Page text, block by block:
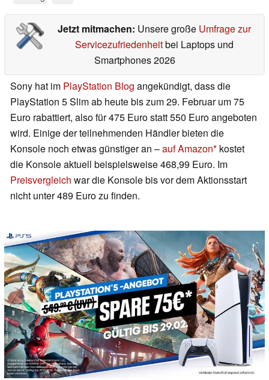
Jetzt mitmachen: Unsere große Umfrage zur
Servicezufriedenheitbei Laptops und
Smartphones 2026
Sony hat im PlayStation Blog angekündigt, dass die
PlayStation 5 Slim ab heute bis zum 29. Februar um 75
Euro rabattiert, also für 475 Euro statt 550 Euro angeboten
wird. Einige der teilnehmenden Händler bieten die
Konsole noch etwas günstiger an –auf Amazon kostet
die Konsole aktuell beispielsweise 468,99 Euro. Im
Preisvergleich war die Konsole bis vor dem Aktionsstart
nicht unter 489 Euro zu finden.